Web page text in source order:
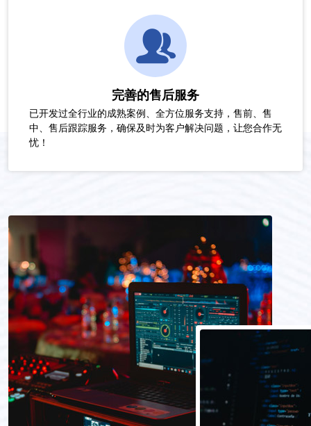
完善的售后服务
已开发过全行业的成熟案例、全方位服务支持，售前、售
中、售后跟踪服务，确保及时为客户解决问题，让您合作无
忧！